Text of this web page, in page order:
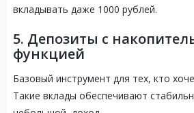
вкладывать даже 1000 рублей.
5. Депозиты с
функцией
Базовый инструмент для тех, кто
Такие вклады обеспечивают